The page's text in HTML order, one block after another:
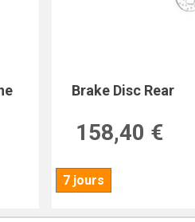
Brake Disc Rear
158,40 €
7 jours